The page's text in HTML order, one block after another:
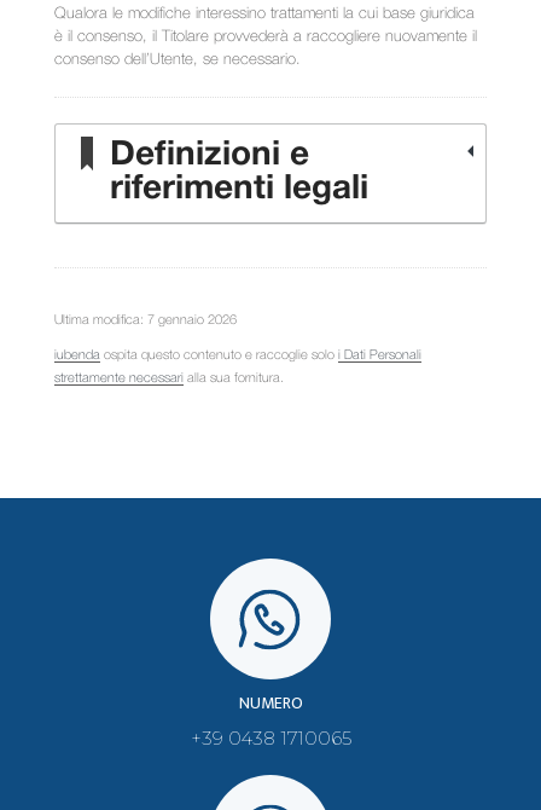
Qualora le modifiche interessino trattamenti la cui base giuridica
è il consenso, il Titolare provvederà a raccogliere nuovamente il
consenso dell’Utente, se necessario.
Definizioni e
riferimenti legali
Ultima modifica: 7 gennaio 2026
iubenda ospita questo contenuto e raccoglie solo i Dati Personali
strettamente necessari alla sua fornitura.
NUMERO
+39 0438 1710065